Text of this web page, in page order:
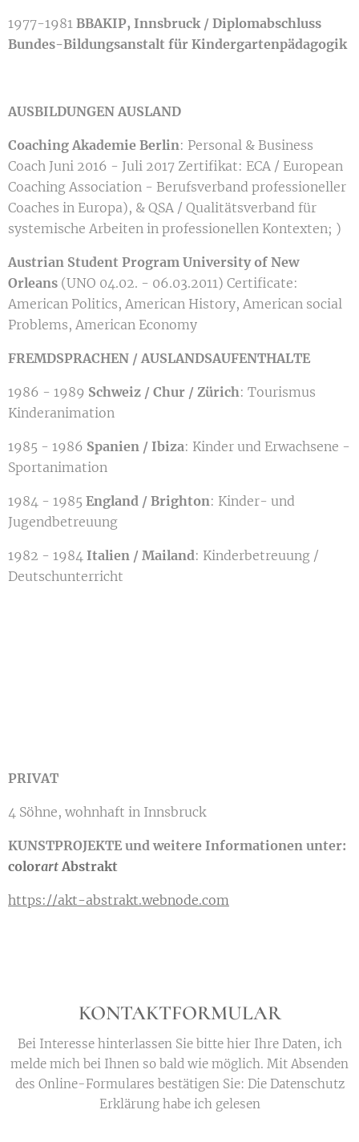
1977-1981 BBAKIP, Innsbruck / Diplomabschluss
Bundes-Bildungsanstalt für Kindergartenpädagogik
AUSBILDUNGEN AUSLAND
Coaching Akademie Berlin: Personal & Business
Coach Juni 2016 - Juli 2017 Zertifikat: ECA / European
Coaching Association - Berufsverband professioneller
Coaches in Europa), & QSA / Qualitätsverband für
systemische Arbeiten in professionellen Kontexten; )
Austrian Student Program University of New
Orleans (UNO 04.02. - 06.03.2011) Certificate:
American Politics, American History, American social
Problems, American Economy
FREMDSPRACHEN / AUSLANDSAUFENTHALTE
1986 - 1989 Schweiz / Chur / Zürich: Tourismus
Kinderanimation
1985 - 1986 Spanien / Ibiza: Kinder und Erwachsene -
Sportanimation
1984 - 1985 England / Brighton: Kinder- und
Jugendbetreuung
1982 - 1984 Italien / Mailand: Kinderbetreuung /
Deutschunterricht
PRIVAT
4 Söhne, wohnhaft in Innsbruck
KUNSTPROJEKTE und weitere Informationen unter:
colorart Abstrakt
https://akt-abstrakt.webnode.com
KONTAKTFORMULAR
Bei Interesse hinterlassen Sie bitte hier Ihre Daten, ich
melde mich bei Ihnen so bald wie möglich. Mit Absenden
des Online-Formulares bestätigen Sie: Die Datenschutz
Erklärung habe ich gelesen